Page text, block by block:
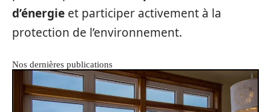
d’énergie et participer activement à la
protection de l’environnement.
Nos dernières publications